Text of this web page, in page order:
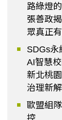
路綠燈
張善政
眾真正
SDGs永
AI智慧
新北桃
治理新
歐盟組